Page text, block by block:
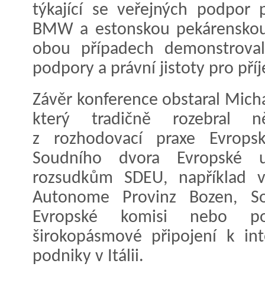
týkající se veřejných podpor
BMW a estonskou
obou případech
podpory a právní jistoty pro
Závěr konference obstaral
který tradičně rozebral
z rozhodovací praxe
Soudního dvora Evropské
rozsudkům SDEU,
Autonome Provinz Bozen,
Evropské komisi nebo
širokopásmové připojení k
podniky v Itálii.